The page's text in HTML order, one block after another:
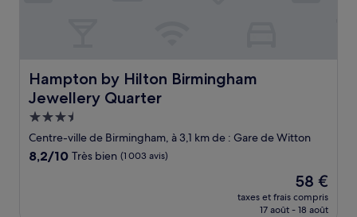
Hampton by Hilton Birmingham
Jewellery Quarter
Hampton by Hilton Birmingham Jewellery Quarter
Hébergement
3.5 étoiles
Centre-ville de Birmingham, à 3,1 km de : Gare de Witton
8.2
8,2/10 Très bien (1 003 avis)
Le
nouveau
prix
58 €
taxes et frais compris
17 août - 18 août